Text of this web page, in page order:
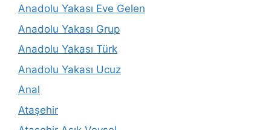
Anadolu Yakası Eve Gelen
Anadolu Yakası Grup
Anadolu Yakası Türk
Anadolu Yakası Ucuz
Anal
Ataşehir